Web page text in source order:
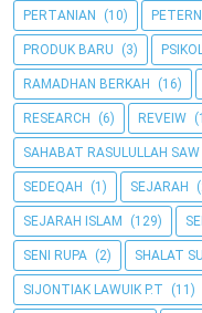
PERTANIAN (10)
PRODUK BARU (3)
RAMADHAN BERKAH (16)
RESEARCH (6) REVEIW
SAHABAT RASULULLAH SAW
SEDEQAH (1) SEJARAH
SEJARAH ISLAM (129)
SENI RUPA (2) SHALAT
SIJONTIAK LAWUIK P.T (11)